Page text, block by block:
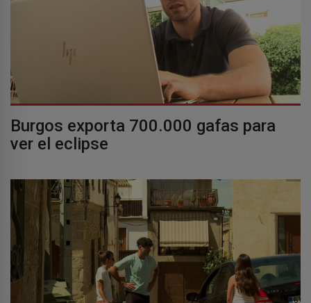
Burgos exporta 700.000 gafas para
ver el eclipse